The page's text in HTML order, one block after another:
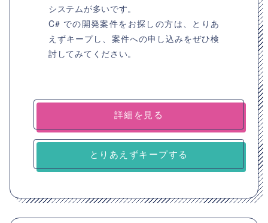
システムが多いです。
C# での開発案件をお探しの方は、とりあ
えずキープし、案件への申し込みをぜひ検
討してみてください。
詳細を見る
とりあえずキープする